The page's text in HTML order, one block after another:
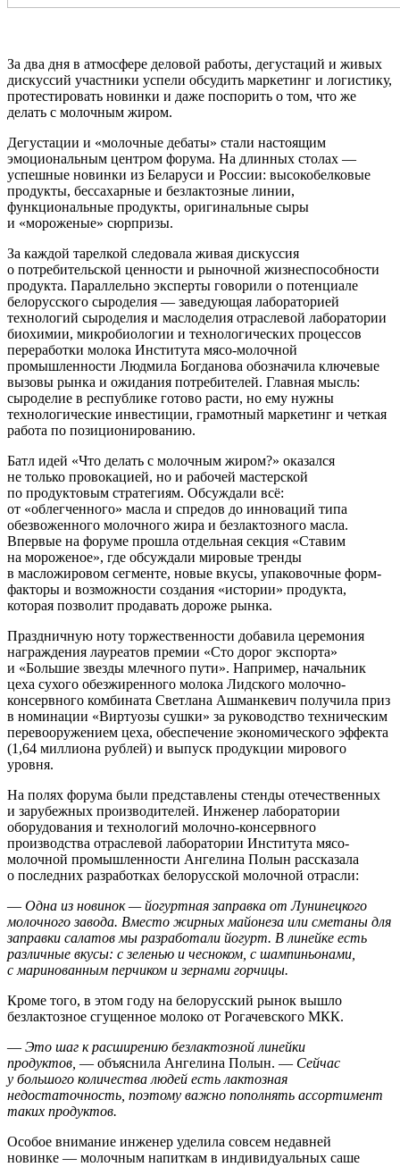
За два дня в атмосфере деловой работы, дегустаций и живых
дискуссий участники успели обсудить маркетинг и логистику,
протестировать новинки и даже поспорить о том, что же
делать с молочным жиром.
Дегустации и «молочные дебаты» стали настоящим
эмоциональным центром форума. На длинных столах —
успешные новинки из Беларуси и России: высокобелковые
продукты, бессахарные и безлактозные линии,
функциональные продукты, оригинальные сыры
и «мороженые» сюрпризы.
За каждой тарелкой следовала живая дискуссия
о потребительской ценности и рыночной жизнеспособности
продукта. Параллельно эксперты говорили о потенциале
белорусского сыроделия — заведующая лабораторией
технологий сыроделия и маслоделия отраслевой лаборатории
биохимии, микробиологии и технологических процессов
переработки молока Института мясо-молочной
промышленности Людмила Богданова обозначила ключевые
вызовы рынка и ожидания потребителей. Главная мысль:
сыроделие в республике готово расти, но ему нужны
технологические инвестиции, грамотный маркетинг и четкая
работа по позиционированию.
Батл идей «Что делать с молочным жиром?» оказался
не только провокацией, но и рабочей мастерской
по продуктовым стратегиям. Обсуждали всё:
от «облегченного» масла и спредов до инноваций типа
обезвоженного молочного жира и безлактозного масла.
Впервые на форуме прошла отдельная секция «Ставим
на мороженое», где обсуждали мировые тренды
в масложировом сегменте, новые вкусы, упаковочные форм-
факторы и возможности создания «истории» продукта,
которая позволит продавать дороже рынка.
Праздничную ноту торжественности добавила церемония
награждения лауреатов премии «Сто дорог экспорта»
и «Большие звезды млечного пути». Например, начальник
цеха сухого обезжиренного молока Лидского молочно-
консервного комбината Светлана Ашманкевич получила приз
в номинации «Виртуозы сушки» за руководство техническим
перевооружением цеха, обеспечение экономического эффекта
(1,64 миллиона рублей) и выпуск продукции мирового
уровня.
На полях форума были представлены стенды отечественных
и зарубежных производителей. Инженер лаборатории
оборудования и технологий молочно-консервного
производства отраслевой лаборатории Института мясо-
молочной промышленности Ангелина Полын рассказала
о последних разработках белорусской молочной отрасли:
— Одна из новинок — йогуртная заправка от Лунинецкого
молочного завода. Вместо жирных майонеза или сметаны для
заправки салатов мы разработали йогурт. В линейке есть
различные вкусы: с зеленью и чесноком, с шампиньонами,
с маринованным перчиком и зернами горчицы.
Кроме того, в этом году на белорусский рынок вышло
безлактозное сгущенное молоко от Рогачевского МКК.
— Это шаг к расширению безлактозной линейки
продуктов, — объяснила Ангелина Полын. — Сейчас
у большого количества людей есть лактозная
недостаточность, поэтому важно пополнять ассортимент
таких продуктов.
Особое внимание инженер уделила совсем недавней
новинке — молочным напиткам в индивидуальных саше